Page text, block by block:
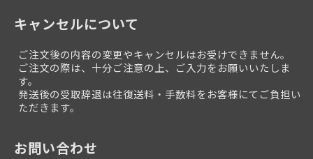
キャンセルについて
ご注文後の内容の変更やキャンセルはお受けできません。
ご注文の際は、十分ご注意の上、ご入力をお願いいたしま
す。
発送後の受取辞退は往復送料・手数料をお客様にてご負担い
ただきます。
お問い合わせ